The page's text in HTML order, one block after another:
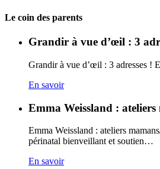
Carto
Le coin des parents
Grandir à vue d’œil : 3
Grandir à vue d’œil : 3 adresses !
En savoir
Emma Weissland : ateliers
Emma Weissland : ateliers
périnatal bienveillant et soutien…
En savoir